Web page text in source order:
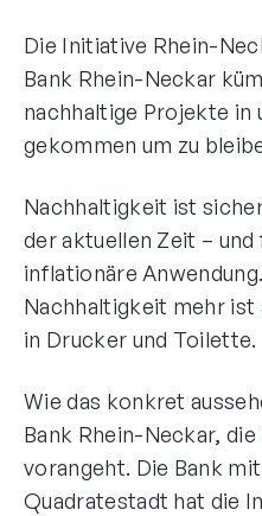
Die Initiative Rhein-
Bank Rhein-Neckar
nachhaltige Projekte in
gekommen um zu
Nachhaltigkeit ist
der aktuellen Zeit –
inflationäre
Nachhaltigkeit mehr ist
in Drucker und Toilette.
Wie das konkret
Bank Rhein-Neckar,
vorangeht. Die Bank
Quadratestadt hat die